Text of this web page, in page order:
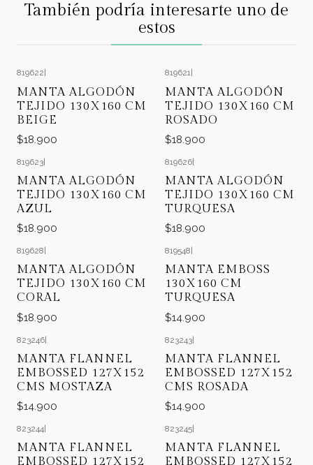
También podría interesarte uno de
estos
819622
MANTA ALGODÓN
TEJIDO 130X160 CM
BEIGE
$18.900
819621
MANTA ALGODÓN
TEJIDO 130X160 CM
ROSADO
$18.900
819623|
MANTA ALGODÓN
TEJIDO 130X160 CM
AZUL
$18.900
819626|
MANTA ALGODÓN
TEJIDO 130X160 CM
TURQUESA
$18.900
819628
MANTA ALGODÓN
TEJIDO 130X160 CM
CORAL
$18.900
819548
MANTA EMBOSS
130X160 CM
TURQUESA
$14.900
823246|
MANTA FLANNEL
EMBOSSED 127X152
CMS MOSTAZA
$14.900
823243|
MANTA FLANNEL
EMBOSSED 127X152
CMS ROSADA
$14.900
823244
MANTA FLANNEL
EMBOSSED 127X152
823245
MANTA FLANNEL
EMBOSSED 127X152